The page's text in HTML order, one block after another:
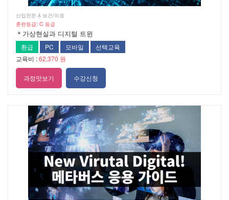
산업전문  보건/의료
훈련등급: C 등급
＊가상현실과 디지털 트윈
환급 PC 모바일
선택교육
교육비 :62,370 원
과정맛보기 수강신청